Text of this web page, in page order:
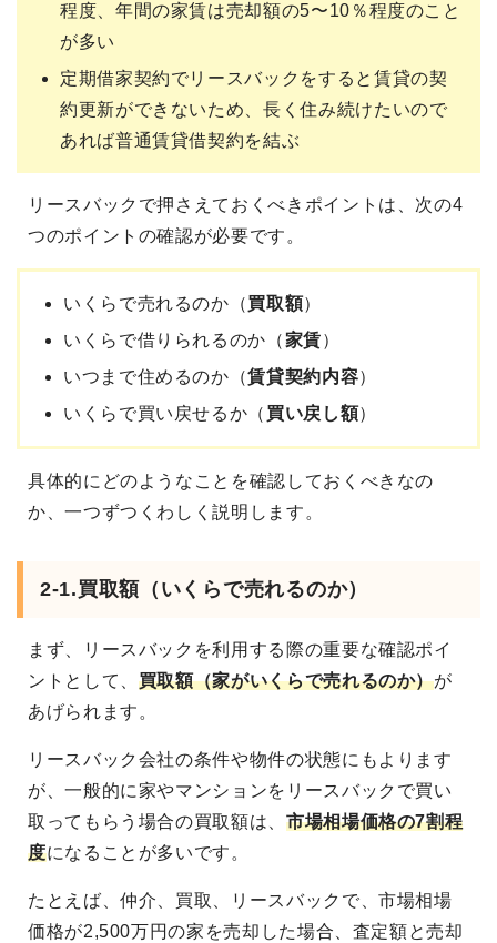
程度、年間の家賃は売却額の5〜10％程度のこと
が多い
定期借家契約でリースバックをすると賃貸の契
約更新ができないため、長く住み続けたいので
あれば普通賃貸借契約を結ぶ
リースバックで押さえておくべきポイントは、次の4
つのポイントの確認が必要です。
いくらで売れるのか（買取額）
いくらで借りられるのか（家賃）
いつまで住めるのか（賃貸契約内容）
いくらで買い戻せるか（ 買い戻し額）
具体的にどのようなことを確認しておくべきなの
か、一つずつくわしく説明します。
2-1.買取額（いくらで売れるのか）
まず、リースバックを利用する際の重要な確認ポイ
ントとして、 買取額（家がいくらで売れるのか）が
あげられます。
リースバック会社の条件や物件の状態にもよります
が、一般的に家やマンションをリースバックで買い
取ってもらう場合の買取額は、 市場相場価格の7割程
度になることが多いです。
たとえば、仲介、買取、リースバックで、市場相場
価格が2,500万円の家を売却した場合、査定額と売却